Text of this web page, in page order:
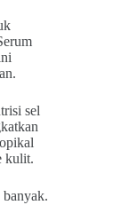
sel
kulit.